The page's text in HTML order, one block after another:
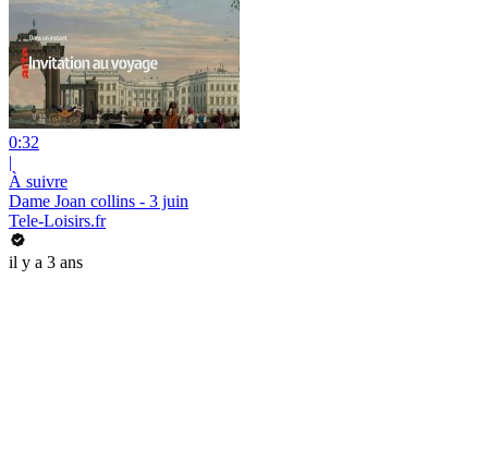
0:32
|
À suivre
Dame Joan collins - 3 juin
Tele-Loisirs.fr
il y a 3 ans